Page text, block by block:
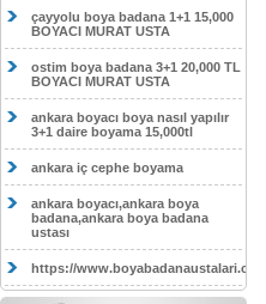
SOKULLU DAİRE BOYAMA 1000TL
EV,İŞYERİ BOYA BADANA USTASI
0554 184 41 66
çayyolu boya badana 1+1 15,000
BOYACI MURAT USTA
ostim boya badana 3+1 20,000 TL
BOYACI MURAT USTA
ankara boyacı boya nasıl yapılır
3+1 daire boyama 15,000tl
ankara iç cephe boyama
ankara boyacı,ankara boya
badana,ankara boya badana
ustası
https://www.boyabadanaustalari.com/